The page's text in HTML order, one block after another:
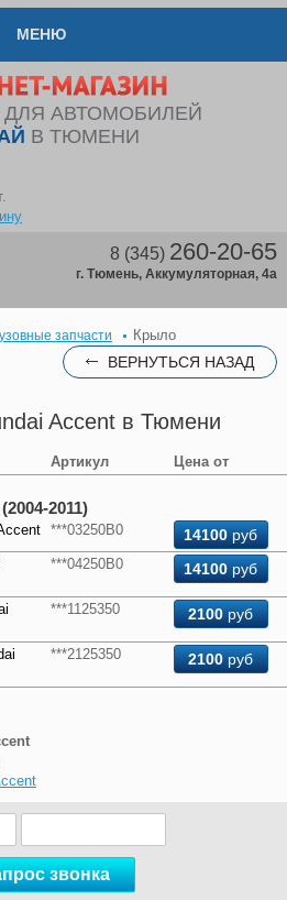
МЕНЮ
ДЛЯ АВТОМОБИЛЕЙ
В ТЮМЕНИ
8 (345) 260-20-65
г. Тюмень, Аккумуляторная, 4а
запчасти Крыло
ВЕРНУТЬСЯ НАЗАД
Accent в Тюмени
Артикул Цена от
2011)
***03250B0 14100руб
***04250B0 14100руб
***1125350 2100руб
***2125350 2100руб